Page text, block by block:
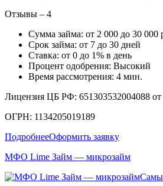
Отзывы – 4
Сумма займа: от 2 000 до 30 000
Срок займа: от 7 до 30 дней
Ставка: от 0 до 1% в день
Процент одобрения: Высокий
Время рассмотрения: 4 мин.
Лицензия ЦБ РФ: 651303532004088 от
ОГРН: 1134205019189
ПодробнееОформить заявку
МФО Lime Займ — микрозайм